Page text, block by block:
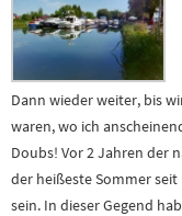
Dann wieder weiter, bis
waren, wo ich
Doubs! Vor 2 Jahren der
der heißeste Sommer
sein. In dieser Gegend